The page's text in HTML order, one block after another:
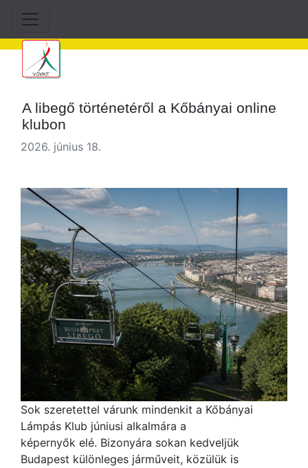
A libegő történetéről a Kőbányai online
klubon
2026. június 18.
Sok szeretettel várunk mindenkit a Kőbányai
Lámpás Klub júniusi alkalmára a
képernyők elé. Bizonyára sokan kedveljük
Budapest különleges járműveit, közülük is